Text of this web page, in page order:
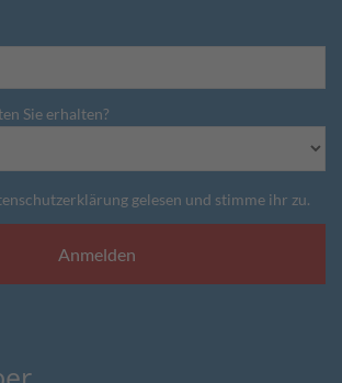
Sie erhalten?
gelesen und stimme ihr zu.